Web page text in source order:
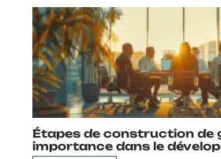
Étapes de construction de
importance dans le